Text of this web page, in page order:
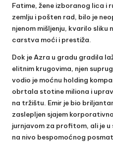
Fatime, žene izboranog lica i
zemlju i pošten rad, bilo je
njenom mišljenju, kvarilo sliku
carstva moći i prestiža.
Dok je Azra u gradu gradila
elitnim krugovima, njen
vodio je moćnu holding
obrtala stotine miliona i
na tržištu. Emir je bio
zaslepljen sjajem
jurnjavom za profitom, ali je
na nivo bespomoćnog